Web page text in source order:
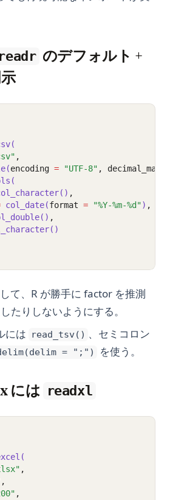
readr のデフォルト +
,
encoding = "UTF-8" , decimal_mark
,
col_date(format = "%Y-%m-%d") ,
,
て、R が勝手に factor を推測
たりしないようにする。
には
read_tsv() 、セミコロン
= ";") を使う。
には readxl
,
,
,